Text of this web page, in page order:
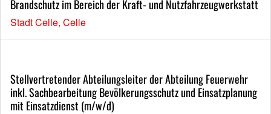
Brandschutz im Bereich der Kraft- und Nutzfahrzeugwerkstatt
Stadt Celle, Celle
Stellvertretender Abteilungsleiter der Abteilung Feuerwehr
inkl. Sachbearbeitung Bevölkerungsschutz und Einsatzplanung
mit Einsatzdienst (m/w/d)